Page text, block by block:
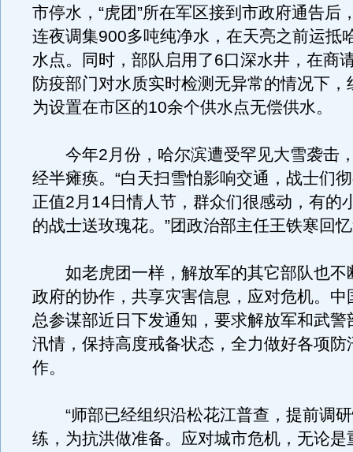
市停水，“虎团”所在军区接到市政府通告后
连夜调集900多吨纯净水，在天亮之前运抵
水点。同时，部队启用了6口深水井，在商
防疫部门对水质实时检测无异常的情况下，
为设置在市区的10余个供水点无偿供水。
今年2月份，哈尔滨遭受罕见大雪袭击
经半瘫痪。“白天扫雪怕影响交通，战士们
正值2月14日情人节，群众们很感动，有的
的战士送玫瑰花。”团政治部主任王铁寒回
如老虎团一样，解放军的其它部队也不
政府的协作，共享灾害信息，应对危机。中
总参谋部近日下发通知，要求解放军和武警
汛情，保持高度戒备状态，全力做好各项防
作。
“师部已经组织沿松花江普查，提前调研
练，为抗洪做准备。应对城市危机，无论是